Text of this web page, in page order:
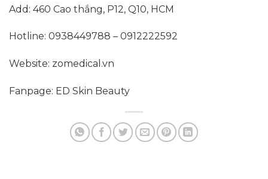
Add: 460 Cao thắng, P12, Q10, HCM
Hotline: 0938449788 – 0912222592
Website: zomedical.vn
Fanpage: ED Skin Beauty